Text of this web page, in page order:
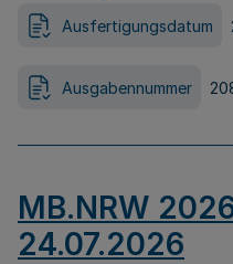
Ausfertigungsdatum
Ausgabennummer
MB.NRW
24.07.2026